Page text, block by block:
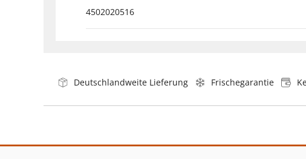
4502020516
Deutschlandweite Lieferung Frischegarantie